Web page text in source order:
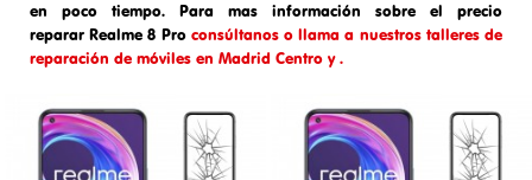
en poco tiempo. Para mas información sobre el precio
repararRealme 8 Pro consúltanos o llama a nuestros talleres de
reparación de móviles en Madrid Centro y .